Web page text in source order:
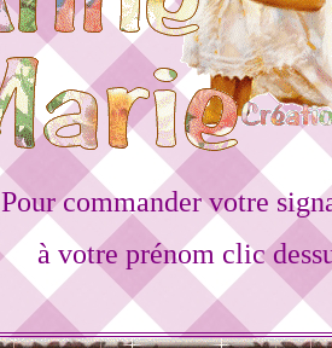
Pour commander votre
à votre prénom clic